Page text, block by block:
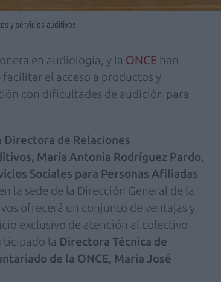
y servicios auditivos
en audiología, y la ONCE han
el acceso a productos y
con dificultades de audición para
Directora de Relaciones
María Antonia Rodríguez Pardo,
Sociales para Personas Afiliadas
la sede de la Dirección General de la
ofrecerá un conjunto de ventajas y
exclusivo de atención al colectivo
la Directora Técnica de
de la ONCE, María José